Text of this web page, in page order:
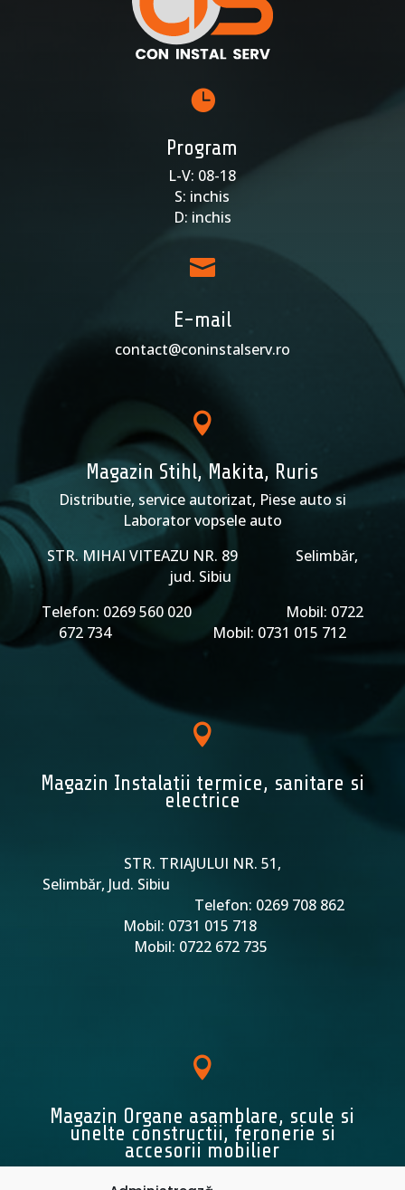

Program
L-V: 08-18
S: inchis
D: inchis

E-mail
contact@coninstalserv.ro

Magazin Stihl, Makita, Ruris
Distributie, service autorizat, Piese auto si
Laborator vopsele auto
STR. MIHAI VITEAZU NR. 89 Selimbăr,
jud. Sibiu
Telefon: 0269 560 020 Mobil: 0722
672 734 Mobil: 0731 015 712

Magazin Instalatii termice, sanitare si
electrice
STR. TRIAJULUI NR. 51,
Selimbăr, Jud. Sibiu
Telefon: 0269 708 862
Mobil: 0731 015 718
Mobil: 0722 672 735

Magazin Organe asamblare, scule si
unelte constructii, feronerie si
accesorii mobilier